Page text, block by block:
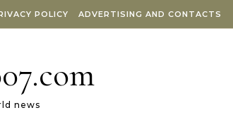
POLICY ADVERTISING AND CONTACTS
news